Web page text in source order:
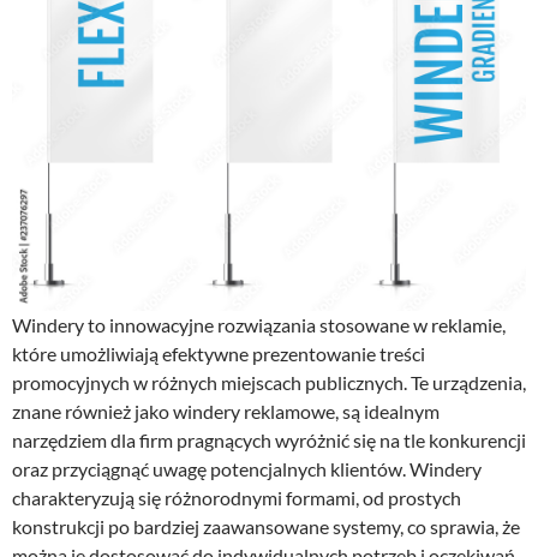
Windery to innowacyjne rozwiązania stosowane w reklamie,
które umożliwiają efektywne prezentowanie treści
promocyjnych w różnych miejscach publicznych. Te urządzenia,
znane również jako windery reklamowe, są idealnym
narzędziem dla firm pragnących wyróżnić się na tle konkurencji
oraz przyciągnąć uwagę potencjalnych klientów. Windery
charakteryzują się różnorodnymi formami, od prostych
konstrukcji po bardziej zaawansowane systemy, co sprawia, że